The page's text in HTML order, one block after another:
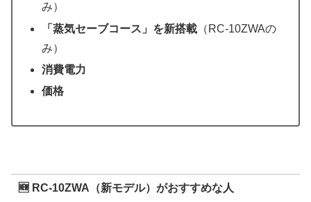
み）
「蒸気セーブコース」を新搭載（RC-10ZWAの
み）
消費電力
価格
🆕 RC-10ZWA（新モデル）がおすすめな人